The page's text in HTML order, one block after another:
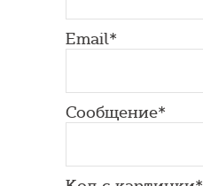
Email*
Сообщение*